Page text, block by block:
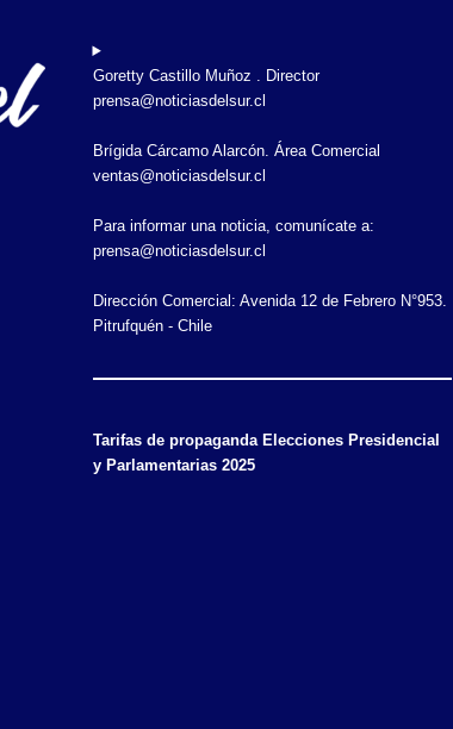
Goretty Castillo Muñoz . Director
prensa@noticiasdelsur.cl
Brígida Cárcamo Alarcón. Área Comercial
ventas@noticiasdelsur.cl
Para informar una noticia, comunícate a:
prensa@noticiasdelsur.cl
Dirección Comercial: Avenida 12 de Febrero N°953.
Pitrufquén - Chile
Tarifas de propaganda Elecciones Presidencial
y Parlamentarias 2025